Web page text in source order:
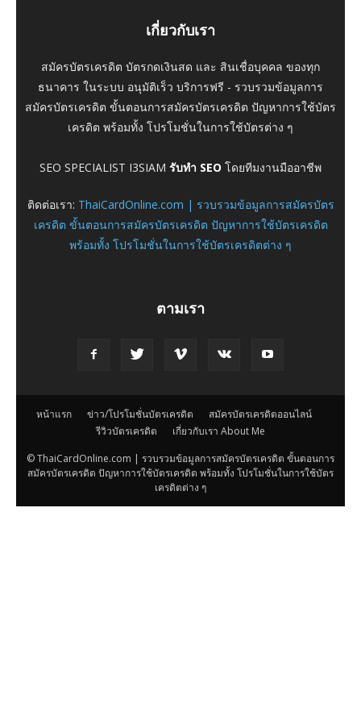
เกี่ยวกับเรา
สมัครบัตรเครดิต บัตรกดเงินสด และ สินเชื่อบุคคล ของทุก
ธนาคาร ในระบบ อนุมัติเร็ว บริการฟรี - รวบรวมข้อมูลการ
สมัครบัตรเครดิต ขั้นตอนการสมัครบัตรเครดิต ปัญหาการใช้บัตร
เครดิต พร้อมทั้ง โปรโมชั่นในการใช้บัตรต่าง ๆ
SEO SPECIALIST I3SIAM รับทำ SEO โดยทีมงานมืออาชีพ
ติดต่อเรา: ThaiCardOnline.com | รวบรวมข้อมูลการสมัครบัตร
เครดิต ขั้นตอนการสมัครบัตรเครดิต ปัญหาการใช้บัตรเครดิต
พร้อมทั้ง โปรโมชั่นในการใช้บัตรเครดิตต่าง ๆ
ตามเรา
หน้าแรก ข่าว/โปรโมชั่นบัตรเครดิต
สมัครบัตรเครดิตออนไลน์
รีวิวบัตรเครดิต
เกี่ยวกับเรา About Me
© ThaiCardOnline.com | รวบรวมข้อมูลการสมัครบัตรเครดิต ขั้นตอนการ
สมัครบัตรเครดิต ปัญหาการใช้บัตรเครดิต พร้อมทั้ง โปรโมชั่นในการใช้บัตร
เครดิตต่าง ๆ